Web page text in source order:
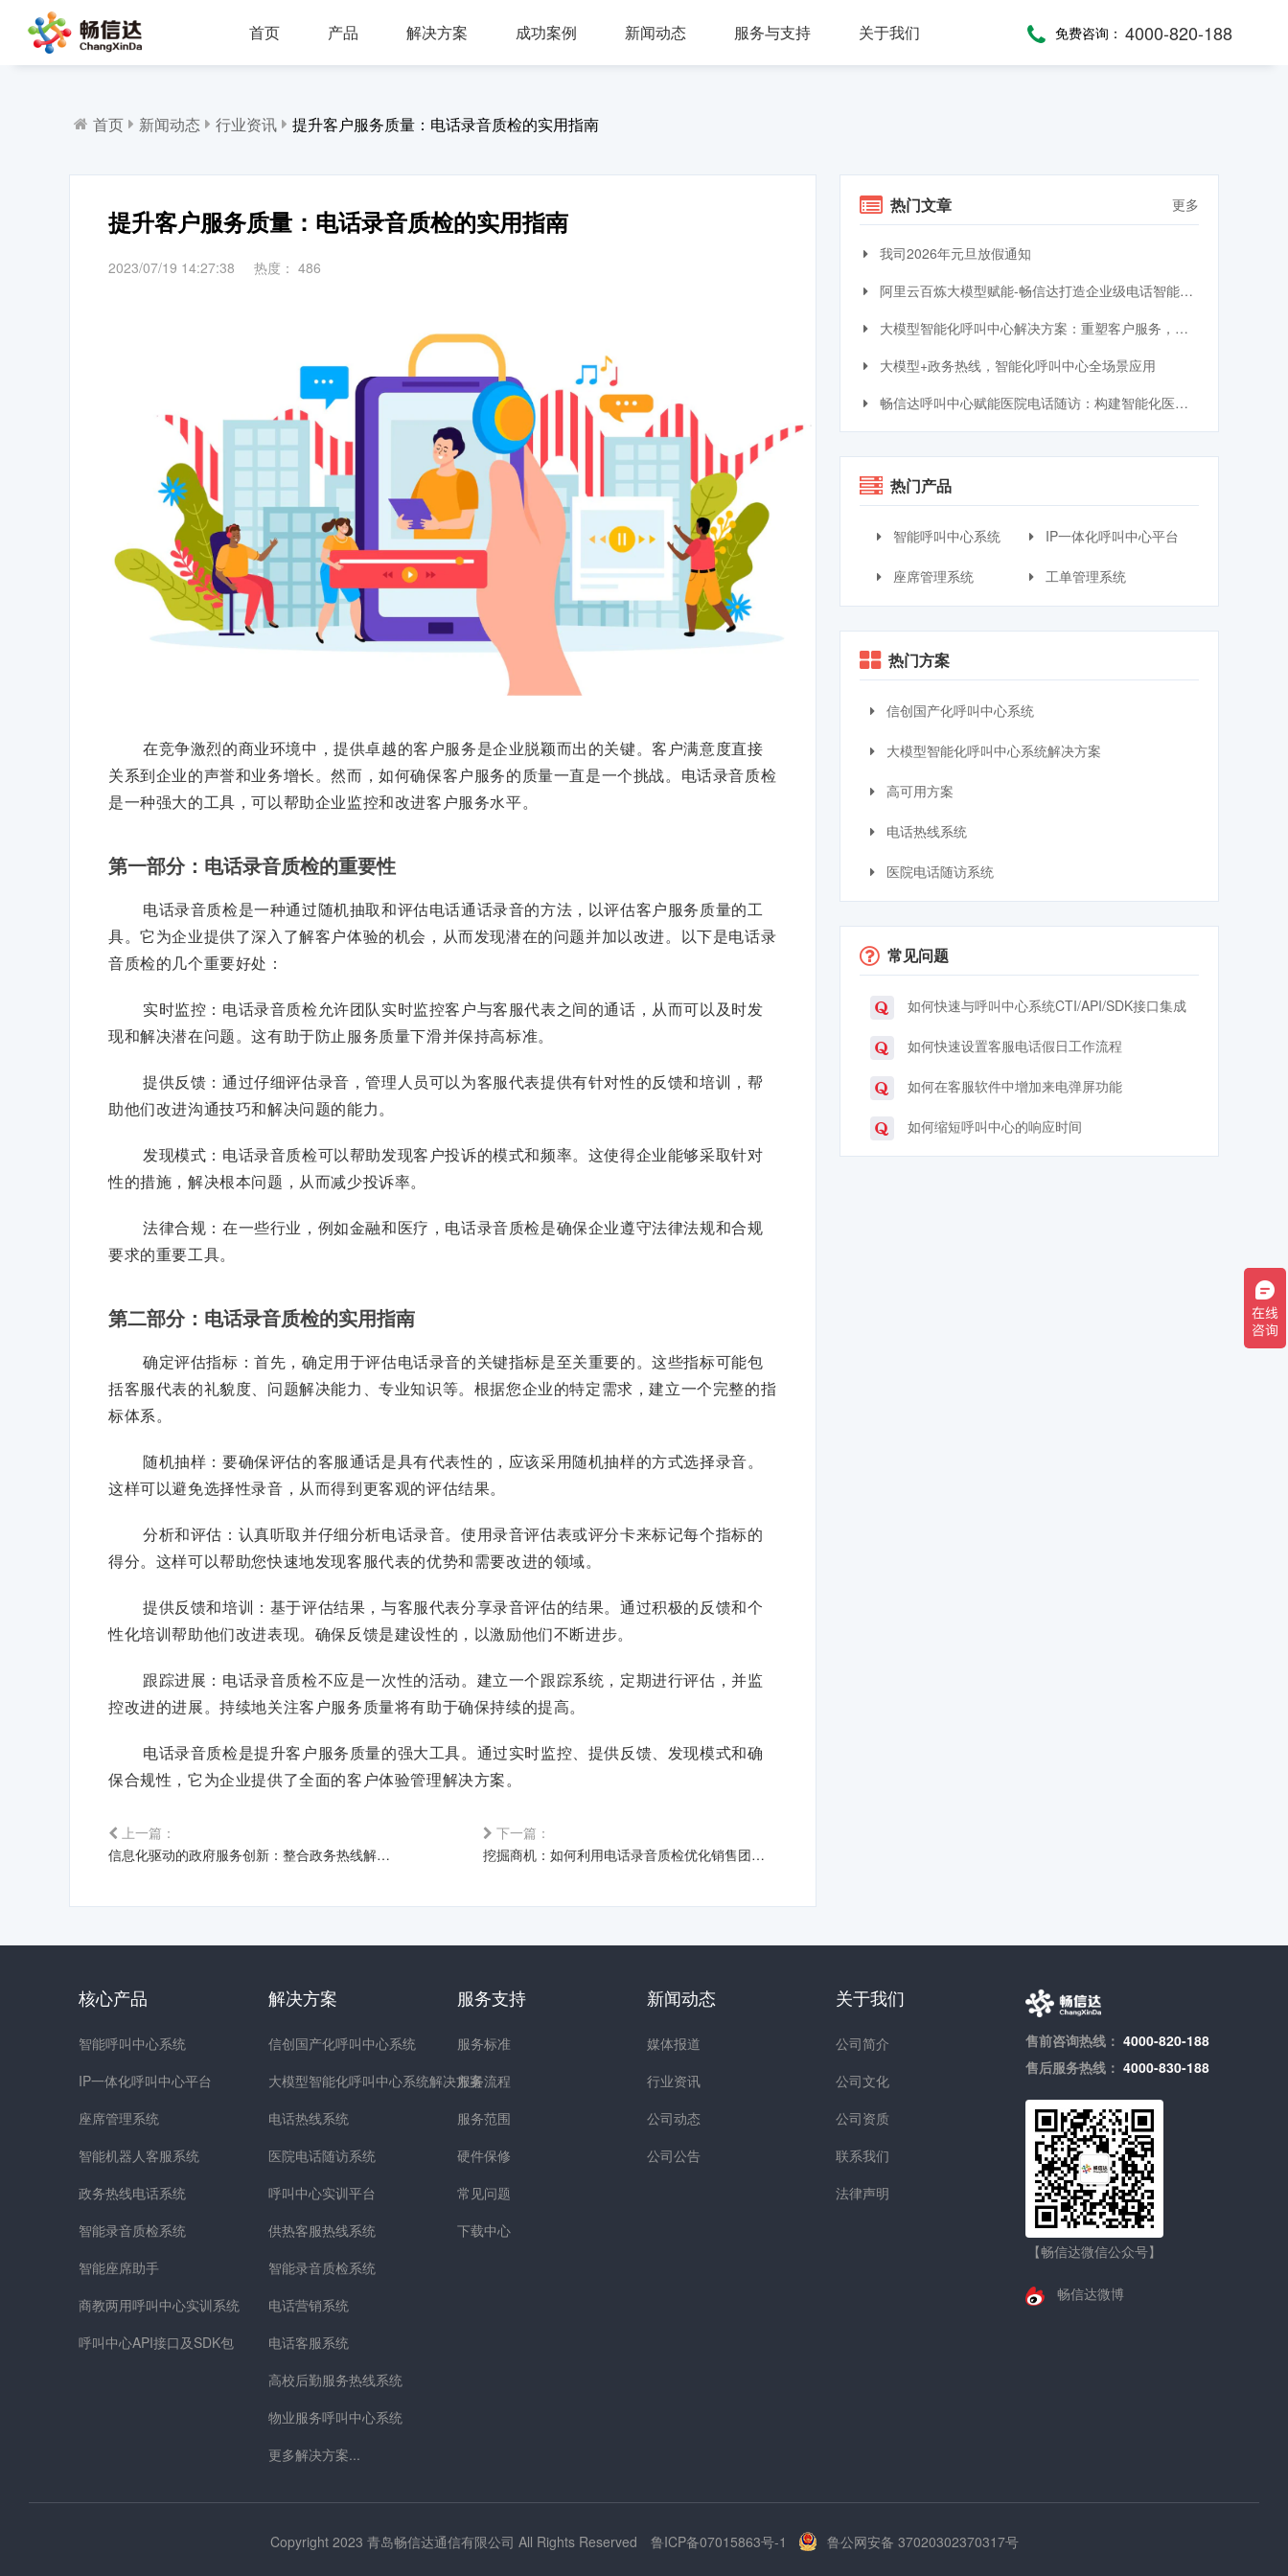
首页 产品 解决方案 成功案例 新闻动态 服务与支持 关于我们 免费咨询： 4000-820-188
首页 新闻动态 行业资讯 提升客户服务质量：电话录音质检的实用指南
提升客户服务质量：电话录音质检的实用指南
2023/07/19 14:27:38 热度： 486
在竞争激烈的商业环境中，提供卓越的客户服务是企业脱颖而出的关键。客户满意度直接
关系到企业的声誉和业务增长。然而，如何确保客户服务的质量一直是一个挑战。电话录音质检
是一种强大的工具，可以帮助企业监控和改进客户服务水平。
第一部分：电话录音质检的重要性
电话录音质检是一种通过随机抽取和评估电话通话录音的方法，以评估客户服务质量的工
具。它为企业提供了深入了解客户体验的机会，从而发现潜在的问题并加以改进。以下是电话录
音质检的几个重要好处：
实时监控：电话录音质检允许团队实时监控客户与客服代表之间的通话，从而可以及时发
现和解决潜在问题。这有助于防止服务质量下滑并保持高标准。
提供反馈：通过仔细评估录音，管理人员可以为客服代表提供有针对性的反馈和培训，帮
助他们改进沟通技巧和解决问题的能力。
发现模式：电话录音质检可以帮助发现客户投诉的模式和频率。这使得企业能够采取针对
性的措施，解决根本问题，从而减少投诉率。
法律合规：在一些行业，例如金融和医疗，电话录音质检是确保企业遵守法律法规和合规
要求的重要工具。
第二部分：电话录音质检的实用指南
确定评估指标：首先，确定用于评估电话录音的关键指标是至关重要的。这些指标可能包
括客服代表的礼貌度、问题解决能力、专业知识等。根据您企业的特定需求，建立一个完整的指
标体系。
随机抽样：要确保评估的客服通话是具有代表性的，应该采用随机抽样的方式选择录音。
这样可以避免选择性录音，从而得到更客观的评估结果。
分析和评估：认真听取并仔细分析电话录音。使用录音评估表或评分卡来标记每个指标的
得分。这样可以帮助您快速地发现客服代表的优势和需要改进的领域。
提供反馈和培训：基于评估结果，与客服代表分享录音评估的结果。通过积极的反馈和个
性化培训帮助他们改进表现。确保反馈是建设性的，以激励他们不断进步。
跟踪进展：电话录音质检不应是一次性的活动。建立一个跟踪系统，定期进行评估，并监
控改进的进展。持续地关注客户服务质量将有助于确保持续的提高。
电话录音质检是提升客户服务质量的强大工具。通过实时监控、提供反馈、发现模式和确
保合规性，它为企业提供了全面的客户体验管理解决方案。
上一篇：
信息化驱动的政府服务创新：整合政务热线解决方案的重要性
下一篇：
挖掘商机：如何利用电话录音质检优化销售团队表现
热门文章 更多
我司2026年元旦放假通知
阿里云百炼大模型赋能-畅信达打造企业级电话智能体与智能呼叫中心完整方案
大模型智能化呼叫中心解决方案：重塑客户服务，引领交互革命
大模型+政务热线，智能化呼叫中心全场景应用
畅信达呼叫中心赋能医院电话随访：构建智能化医患服务
热门产品
智能呼叫中心系统 IP一体化呼叫中心平台
座席管理系统 工单管理系统
热门方案
信创国产化呼叫中心系统
大模型智能化呼叫中心系统解决方案
高可用方案
电话热线系统
医院电话随访系统
常见问题
如何快速与呼叫中心系统CTI/API/SDK接口集成
如何快速设置客服电话假日工作流程
如何在客服软件中增加来电弹屏功能
如何缩短呼叫中心的响应时间
核心产品
智能呼叫中心系统
IP一体化呼叫中心平台
座席管理系统
智能机器人客服系统
政务热线电话系统
智能录音质检系统
智能座席助手
商教两用呼叫中心实训系统
呼叫中心API接口及SDK包
解决方案
信创国产化呼叫中心系统
大模型智能化呼叫中心系统解决方案
电话热线系统
医院电话随访系统
呼叫中心实训平台
供热客服热线系统
智能录音质检系统
电话营销系统
电话客服系统
高校后勤服务热线系统
物业服务呼叫中心系统
更多解决方案...
服务支持
服务标准
服务流程
服务范围
硬件保修
常见问题
下载中心
新闻动态
媒体报道
行业资讯
公司动态
公司公告
关于我们
公司简介
公司文化
公司资质
联系我们
法律声明
售前咨询热线： 4000-820-188
售后服务热线： 4000-830-188
【畅信达微信公众号】
畅信达微博
Copyright 2023 青岛畅信达通信有限公司 All Rights Reserved 鲁ICP备07015863号-1 鲁公网安备 37020302370317号